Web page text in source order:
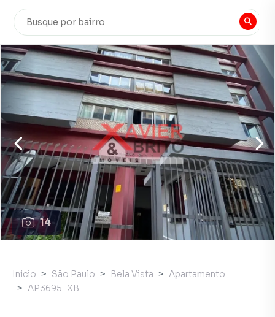
14
Início São Paulo Bela Vista
Apartamento
AP3695_XB